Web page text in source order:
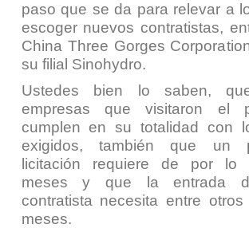
paso que se da para relevar a
escoger nuevos contratistas,
China Three Gorges
su filial Sinohydro.
Ustedes bien lo saben,
empresas que visitaron el
cumplen en su totalidad con
exigidos, también que un
licitación requiere de por lo
meses y que la entrada
contratista necesita entre
meses.